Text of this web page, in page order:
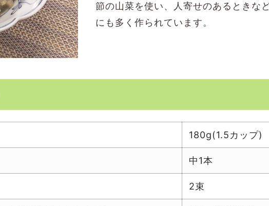
節の山菜を使い、人寄せのあるときな
にも多く作られています。
180g(1.5カップ)
中1本
2束